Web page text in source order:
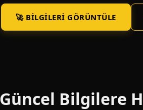
🚀 BILGILERI GÖRÜNTÜLE
Bilgilere